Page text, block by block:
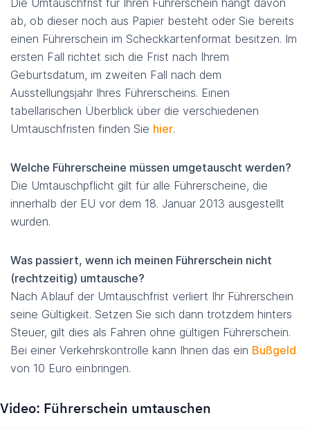
Die Umtauschfrist für Ihren Führerschein hängt davon
ab, ob dieser noch aus Papier besteht oder Sie bereits
einen Führerschein im Scheckkartenformat besitzen. Im
ersten Fall richtet sich die Frist nach Ihrem
Geburtsdatum, im zweiten Fall nach dem
Ausstellungsjahr Ihres Führerscheins. Einen
tabellarischen Überblick über die verschiedenen
Umtauschfristen finden Sie hier.
Welche Führerscheine müssen umgetauscht werden?
Die Umtauschpflicht gilt für alle Führerscheine, die
innerhalb der EU vor dem 18. Januar 2013 ausgestellt
wurden.
Was passiert, wenn ich meinen Führerschein nicht
(rechtzeitig) umtausche?
Nach Ablauf der Umtauschfrist verliert Ihr Führerschein
seine Gültigkeit. Setzen Sie sich dann trotzdem hinters
Steuer, gilt dies als Fahren ohne gültigen Führerschein.
Bei einer Verkehrskontrolle kann Ihnen das ein Bußgeld
von 10 Euro einbringen.
Video: Führerschein umtauschen